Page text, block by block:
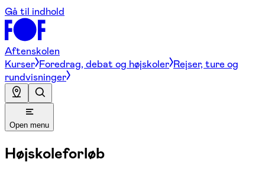
Gå til indhold
Aftenskolen
Kurser Foredrag, debat og højskoler Rejser, ture og
rundvisninger
Open menu
Højskoleforløb